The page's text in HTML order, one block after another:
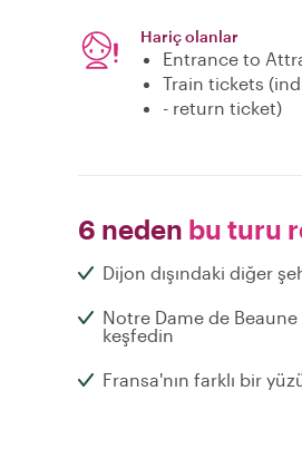
Hariç olanlar
Entrance to
Train tickets
- return ticket)
6 neden bu turu
Dijon dışındaki diğer
Notre Dame de
keşfedin
Fransa'nın farklı bir